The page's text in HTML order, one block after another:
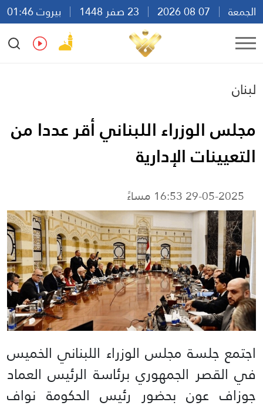
الجمعة
بيروت 01:46
Ar
En Fr Es
لبنان
مجلس الوزراء اللبناني أقر عددا من
التعيينات الإدارية
29-05-2025 16:53 مساءً
اجتمع جلسة مجلس الوزراء اللبناني الخميس
في القصر الجمهوري برئاسة الرئيس العماد
جوزاف عون بحضور رئيس الحكومة نواف